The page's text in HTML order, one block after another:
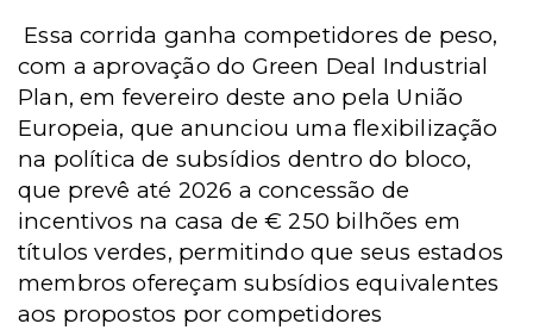
Essa corrida ganha competidores de peso,
com a aprovação do Green Deal Industrial
Plan, em fevereiro deste ano pela União
Europeia, que anunciou uma flexibilização
na política de subsídios dentro do bloco,
que prevê até 2026 a concessão de
incentivos na casa de € 250 bilhões em
títulos verdes, permitindo que seus estados
membros ofereçam subsídios equivalentes
aos propostos por competidores